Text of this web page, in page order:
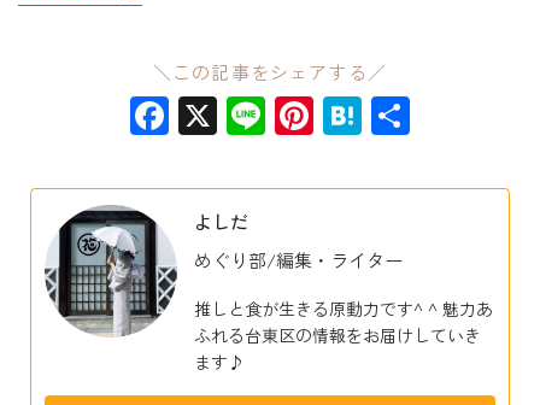
＼この記事をシェアする／
Facebook
X LinePinterest
Hatena
よしだ
めぐり部/編集・ライター
推しと食が生きる原動力です^ ^ 魅力あ
ふれる台東区の情報をお届けしていき
ます♪